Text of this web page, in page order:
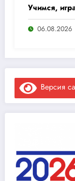
Учимся,
06.08.2026
Версия